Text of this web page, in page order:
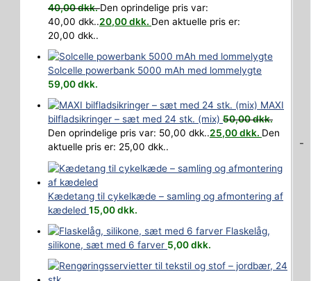
-
40,00dkk.Den oprindelige pris var:
40,00 dkk..20,00dkk. Den aktuelle pris er:
20,00 dkk..
Solcelle powerbank 5000 mAh med lommelygte
59,00dkk.
MAXI
bilfladsikringer – sæt med 24 stk. (mix) 50,00dkk.
Den oprindelige pris var: 50,00 dkk..25,00dkk. Den
aktuelle pris er: 25,00 dkk..
Kædetang til cykelkæde – samling og afmontering af
kædeled 15,00dkk.
Flaskelåg,
silikone, sæt med 6 farver 5,00dkk.